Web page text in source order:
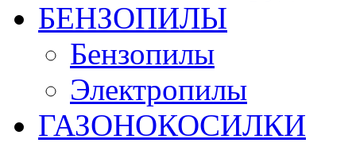
БЕНЗОПИЛЫ
Бензопилы
Электропилы
ГАЗОНОКОСИЛКИ